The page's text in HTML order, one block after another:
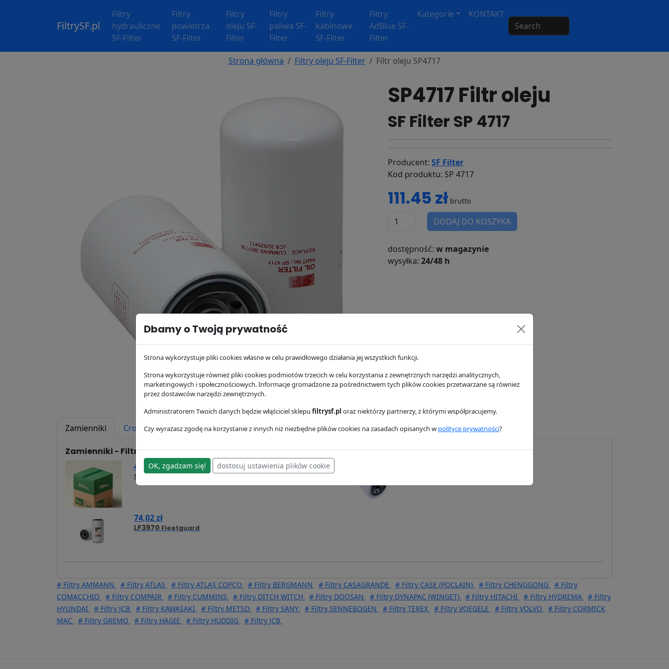
FiltrySF.pl
Filtry
hydrauliczne
SF-Filter
Filtry
powietrza
SF-Filter
Filtry
oleju SF-
Filter
Filtry
paliwa SF-
Filter
Filtry
kabinowe
SF-Filter
Filtry
AdBlue SF-
Filter
Kategorie
KONTAKT
Strona główna Filtry oleju SF-Filter Filtr oleju SP4717
SP4717 Filtr oleju
SF Filter SP 4717
Producent: SF Filter
Kod produktu: SP 4717
111.45 zł brutto
DODAJ DO KOSZYKA
dostępność: w magazynie
wysyłka: 24/48 h
Zamienniki Cross Reference Zastosowanie Dostawa i płatność
Zamienniki - Filtr oleju SP4717
41,77 zł
SO10046
74,02 zł
LF3970 Fleetguard
# Filtry AMMANN # Filtry ATLAS # Filtry ATLAS COPCO # Filtry BERGMANN # Filtry CASAGRANDE # Filtry CASE (POCLAIN) # Filtry CHENGGONG
# Filtry
COMACCHIO
# Filtry COMPAIR # Filtry CUMMINS # Filtry DITCH WITCH # Filtry DOOSAN # Filtry DYNAPAC (WINGET) # Filtry HITACHI # Filtry HYDREMA
# Filtry
HYUNDAI
# Filtry JCB # Filtry KAWASAKI # Filtry METSO # Filtry SANY # Filtry SENNEBOGEN # Filtry TEREX # Filtry VOEGELE # Filtry VOLVO
# Filtry CORMICK
MAC
# Filtry GREMO # Filtry HAGIE # Filtry HUDDIG # Filtry JCB
Dbamy o Twoją prywatność
Strona wykorzystuje pliki cookies własne w celu prawidłowego działania jej wszystkich funkcji.
Strona wykorzystuje również pliki cookies podmiotów trzecich w celu korzystania z zewnętrznych narzędzi analitycznych,
marketingowych i społecznościowych. Informacje gromadzone za pośrednictwem tych plików cookies przetwarzane są również
przez dostawców narzędzi zewnętrznych.
Administratorem Twoich danych będzie włąściciel sklepu filtrysf.pl oraz niektórzy partnerzy, z którymi współpracujemy.
Czy wyrażasz zgodę na korzystanie z innych niż niezbędne plików cookies na zasadach opisanych w polityce prywatności?
OK, zgadzam się! dostosuj ustawienia plików cookie